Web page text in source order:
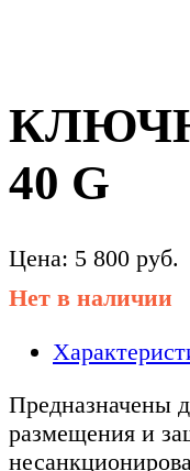
40 G
Цена: 5 800 руб.
Нет в наличии
Предназначены
размещения и